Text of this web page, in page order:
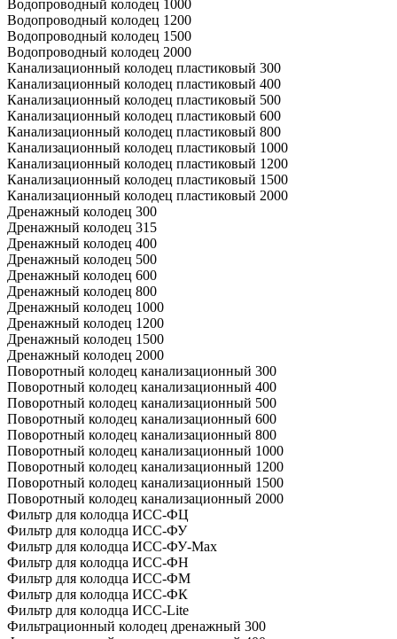
Водопроводный колодец 1000
Водопроводный колодец 1200
Водопроводный колодец 1500
Водопроводный колодец 2000
Канализационный колодец пластиковый 300
Канализационный колодец пластиковый 400
Канализационный колодец пластиковый 500
Канализационный колодец пластиковый 600
Канализационный колодец пластиковый 800
Канализационный колодец пластиковый 1000
Канализационный колодец пластиковый 1200
Канализационный колодец пластиковый 1500
Канализационный колодец пластиковый 2000
Дренажный колодец 300
Дренажный колодец 315
Дренажный колодец 400
Дренажный колодец 500
Дренажный колодец 600
Дренажный колодец 800
Дренажный колодец 1000
Дренажный колодец 1200
Дренажный колодец 1500
Дренажный колодец 2000
Поворотный колодец канализационный 300
Поворотный колодец канализационный 400
Поворотный колодец канализационный 500
Поворотный колодец канализационный 600
Поворотный колодец канализационный 800
Поворотный колодец канализационный 1000
Поворотный колодец канализационный 1200
Поворотный колодец канализационный 1500
Поворотный колодец канализационный 2000
Фильтр для колодца ИСС-ФЦ
Фильтр для колодца ИСС-ФУ
Фильтр для колодца ИСС-ФУ-Мах
Фильтр для колодца ИСС-ФН
Фильтр для колодца ИСС-ФМ
Фильтр для колодца ИСС-ФК
Фильтр для колодца ИСС-Lite
Фильтрационный колодец дренажный 300